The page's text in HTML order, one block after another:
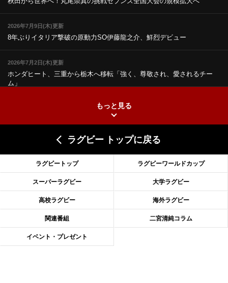
2026年7月9日(木)更新
8年ぶりイタリア撃破の原動力SO伊藤龍之介、鮮烈デビュー
2026年7月2日(木)更新
ホンダヒート、三重から栃木へ移転「強く、尊敬され、愛されるチー
ム」
2026年6月18日(木)更新
滑川剛人レフリー、早過ぎる引退「27年W杯の主審、遠のいた夢」
2026年6月11日(木)更新
神戸、リーグワン初優勝の道のりデイブ・レニーHCの功績と財産
2026年6月4日(木)更新
“泣き虫先生”こと山口良治氏死去「信は力なり」骨太の教育方針
もっと見る
ラグビー トップに戻る
ラグビートップ ラグビーワールドカップ
スーパーラグビー 大学ラグビー
高校ラグビー 海外ラグビー
関連番組 二宮清純コラム
イベント・プレゼント